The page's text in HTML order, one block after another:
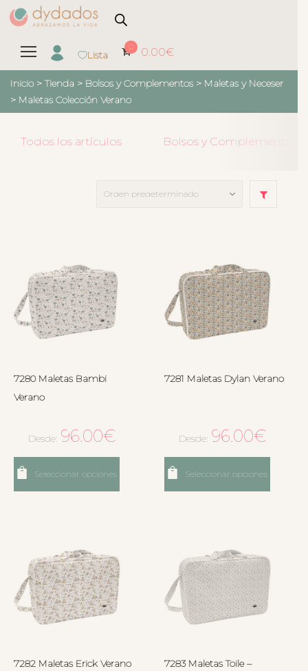
Lista
0 0.00€
Inicio > Tienda > Bolsos y Complementos > Maletas y Neceser
> Maletas Colección Verano
Todos los artículos Bolsos y Complementos
7280 Maletas Bambi
Verano
Desde: 96.00€
Seleccionar opciones
7281 Maletas Dylan Verano
Desde: 96.00€
Seleccionar opciones
7282 Maletas Erick Verano
7283 Maletas Toile –